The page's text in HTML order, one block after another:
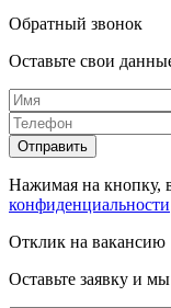
Обратный звонок
Оставьте свои
Отправить
Нажимая на кнопку,
конфиденциальности
Отклик на вакансию
Оставьте заявку и